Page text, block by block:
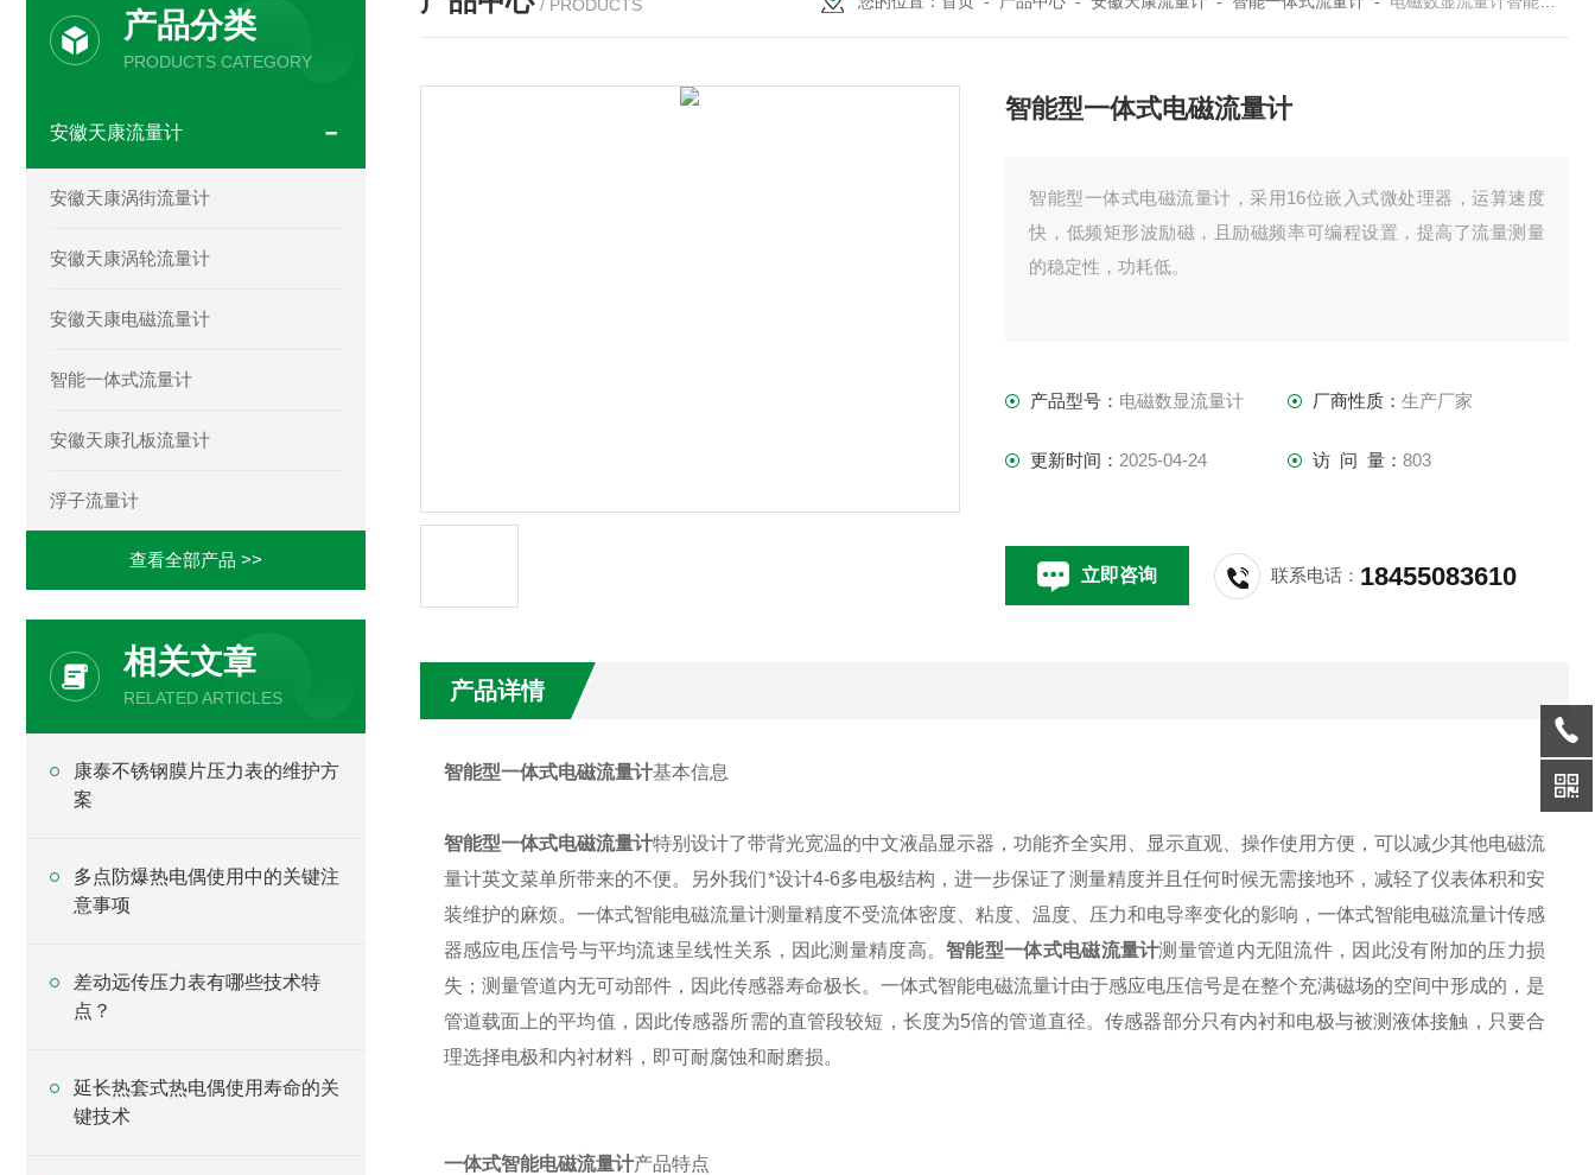
产品分类
PRODUCTS CATEGORY
安徽天康流量计
安徽天康涡街流量计
安徽天康涡轮流量计
安徽天康电磁流量计
智能一体式流量计
安徽天康孔板流量计
浮子流量计
查看全部产品 >>
相关文章
RELATED ARTICLES
康泰不锈钢膜片压力表的维护方
案
多点防爆热电偶使用中的关键注
意事项
差动远传压力表有哪些技术特
点？
延长热套式热电偶使用寿命的关
键技术
/ PRODUCTS
智能型一体式电磁流量计
智能型一体式电磁流量计，采用16位嵌入式微处理器，运算速度
快，低频矩形波励磁，且励磁频率可编程设置，提高了流量测量
的稳定性，功耗低。
产品型号： 电磁数显流量计 厂商性质： 生产厂家
更新时间： 2025-04-24 访 问 量： 803
立即咨询 联系电话： 18455083610
产品详情
智能型一体式电磁流量计基本信息
智能型一体式电磁流量计特别设计了带背光宽温的中文液晶显示器，功能齐全实用、显示直观、操作使用方便，可以减少其他电磁流
量计英文菜单所带来的不便。另外我们*设计4-6多电极结构，进一步保证了测量精度并且任何时候无需接地环，减轻了仪表体积和安
装维护的麻烦。一体式智能电磁流量计测量精度不受流体密度、粘度、温度、压力和电导率变化的影响，一体式智能电磁流量计传感
器感应电压信号与平均流速呈线性关系，因此测量精度高。智能型一体式电磁流量计测量管道内无阻流件，因此没有附加的压力损
失；测量管道内无可动部件，因此传感器寿命极长。一体式智能电磁流量计由于感应电压信号是在整个充满磁场的空间中形成的，是
管道载面上的平均值，因此传感器所需的直管段较短，长度为5倍的管道直径。传感器部分只有内衬和电极与被测液体接触，只要合
理选择电极和内衬材料，即可耐腐蚀和耐磨损。
一体式智能电磁流量计产品特点